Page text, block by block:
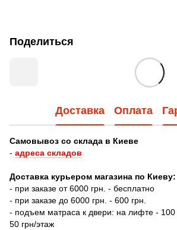
Поделиться
Доставка Оплата
Самовывоз со склада в Киеве
- адреса складов
Доставка курьером магазина по Киеву:
- при заказе от 6000 грн. - бесплатно
- при заказе до 6000 грн. - 600 грн.
- подъем матраса к двери: на лифте - 100
50 грн/этаж